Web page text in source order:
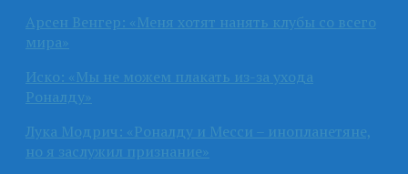
Арсен Венгер: «Меня хотят нанять клубы со всего
мира»
Иско: «Мы не можем плакать из-за ухода
Роналду»
Лука Модрич: «Роналду и Месси – инопланетяне,
но я заслужил признание»